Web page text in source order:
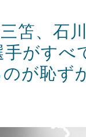
笘、石
がすべ
が恥ず